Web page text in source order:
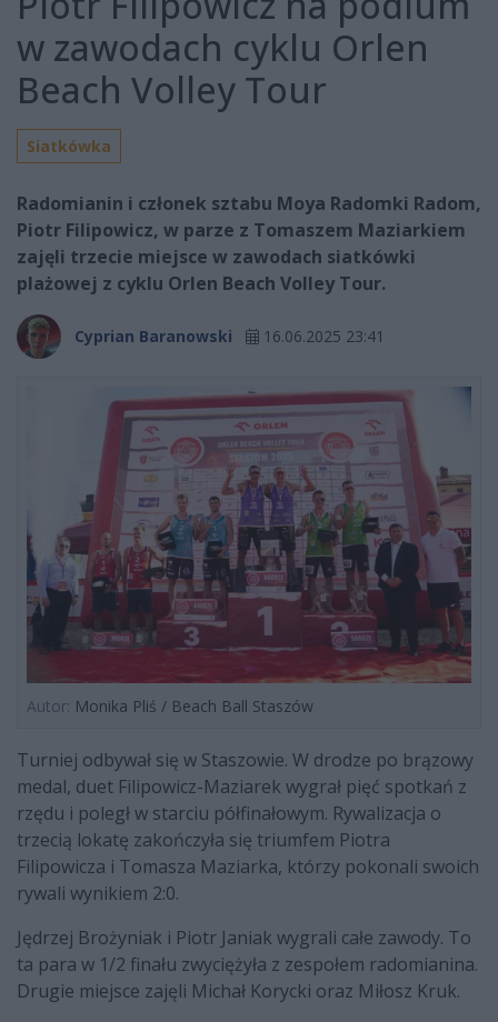
w zawodach cyklu Orlen
Beach Volley Tour
Siatkówka
Radomianin i członek sztabu Moya Radomki Radom,
Piotr Filipowicz, w parze z Tomaszem Maziarkiem
zajęli trzecie miejsce w zawodach siatkówki
plażowej z cyklu Orlen Beach Volley Tour.
Cyprian Baranowski 16.06.2025 23:41
Autor: Monika Pliś / Beach Ball Staszów
Turniej odbywał się w Staszowie. W drodze po brązowy
medal, duet Filipowicz-Maziarek wygrał pięć spotkań z
rzędu i poległ w starciu półfinałowym. Rywalizacja o
trzecią lokatę zakończyła się triumfem Piotra
Filipowicza i Tomasza Maziarka, którzy pokonali swoich
rywali wynikiem 2:0.
Jędrzej Brożyniak i Piotr Janiak wygrali całe zawody. To
ta para w 1/2 finału zwyciężyła z zespołem radomianina.
Drugie miejsce zajęli Michał Korycki oraz Miłosz Kruk.